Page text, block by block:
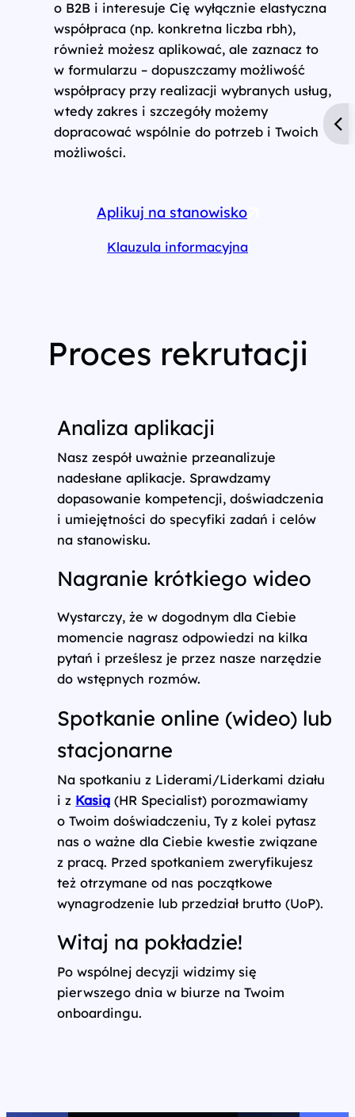
o B2B i interesuje Cię wyłącznie elastyczna
współpraca (np. konkretna liczba rbh),
również możesz aplikować, ale zaznacz to
w formularzu – dopuszczamy możliwość
współpracy przy realizacji wybranych usług,
wtedy zakres i szczegóły możemy
dopracować wspólnie do potrzeb i Twoich
możliwości.
Aplikuj na stanowisko
Klauzula informacyjna
Proces rekrutacji
Analiza aplikacji
Nasz zespół uważnie przeanalizuje
nadesłane aplikacje. Sprawdzamy
dopasowanie kompetencji, doświadczenia
i umiejętności do specyfiki zadań i celów
na stanowisku.
Nagranie krótkiego wideo
Wystarczy, że w dogodnym dla Ciebie
momencie nagrasz odpowiedzi na kilka
pytań i prześlesz je przez nasze narzędzie
do wstępnych rozmów.
Spotkanie online (wideo) lub
stacjonarne
Na spotkaniu z Liderami/Liderkami działu
i z Kasią (HR Specialist) porozmawiamy
o Twoim doświadczeniu, Ty z kolei pytasz
nas o ważne dla Ciebie kwestie związane
z pracą. Przed spotkaniem zweryfikujesz
też otrzymane od nas początkowe
wynagrodzenie lub przedział brutto (UoP).
Witaj na pokładzie!
Po wspólnej decyzji widzimy się
pierwszego dnia w biurze na Twoim
onboardingu.